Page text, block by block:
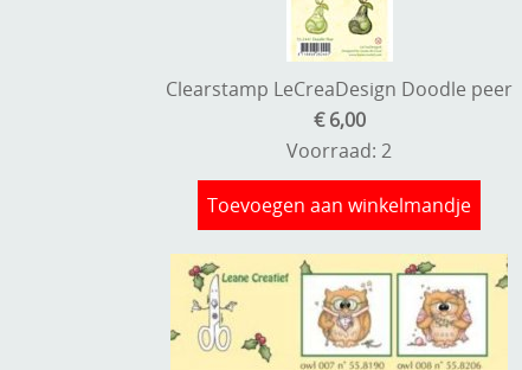
Clearstamp LeCreaDesign Doodle peer
€ 6,00
Voorraad: 2
Toevoegen aan winkelmandje